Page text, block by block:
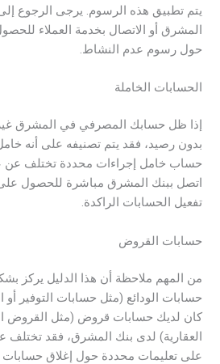
يتم تطبيق هذه الرسوم. يرجى الرجوع إلى
المشرق أو الاتصال بخدمة العملاء
حول رسوم عدم النشاط.
الحسابات الخاملة
إذا ظل حسابك المصرفي في المشرق
بدون رصيد، فقد يتم تصنيفه على أنه
حساب خامل إجراءات محددة تختلف عن
اتصل ببنك المشرق مباشرة للحصول
تفعيل الحسابات الراكدة.
حسابات القروض
من المهم ملاحظة أن هذا الدليل يركز
حسابات الودائع (مثل حسابات التوفير أو
كان لديك حسابات قروض (مثل القروض
العقارية) لدى بنك المشرق، فقد تختلف
على تعليمات محددة حول إغلاق حسابات